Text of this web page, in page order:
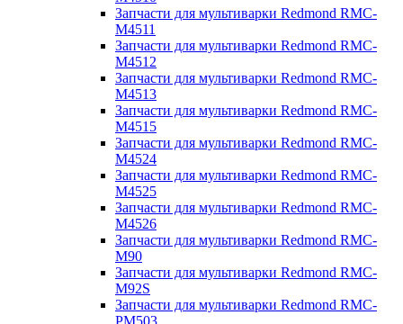
Запчасти для мультиварки Redmond RMC-
M4511
Запчасти для мультиварки Redmond RMC-
M4512
Запчасти для мультиварки Redmond RMC-
M4513
Запчасти для мультиварки Redmond RMC-
M4515
Запчасти для мультиварки Redmond RMC-
M4524
Запчасти для мультиварки Redmond RMC-
M4525
Запчасти для мультиварки Redmond RMC-
M4526
Запчасти для мультиварки Redmond RMC-
M90
Запчасти для мультиварки Redmond RMC-
M92S
Запчасти для мультиварки Redmond RMC-
PM503